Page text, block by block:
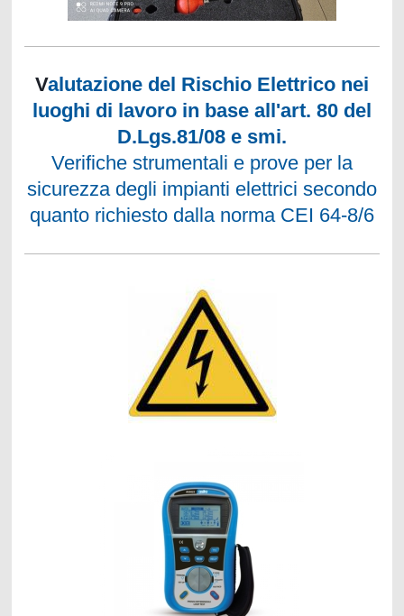
Valutazione del Rischio Elettrico nei
luoghi di lavoro in base all'art. 80 del
D.Lgs.81/08 e smi.
Verifiche strumentali e prove per la
sicurezza degli impianti elettrici secondo
quanto richiesto dalla norma CEI 64-8/6